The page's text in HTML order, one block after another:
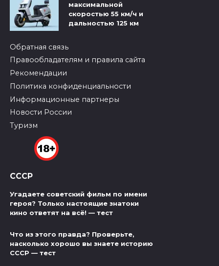
максимальной
скоростью 55 км/ч и
дальностью 125 км
Обратная связь
Правообладателям и правила сайта
Рекомендации
Политика конфиденциальности
Информационные партнеры
Новости России
Туризм
СССР
Угадаете советский фильм по имени
героя? Только настоящие знатоки
кино ответят на всё! — тест
Что из этого правда? Проверьте,
насколько хорошо вы знаете историю
СССР — тест